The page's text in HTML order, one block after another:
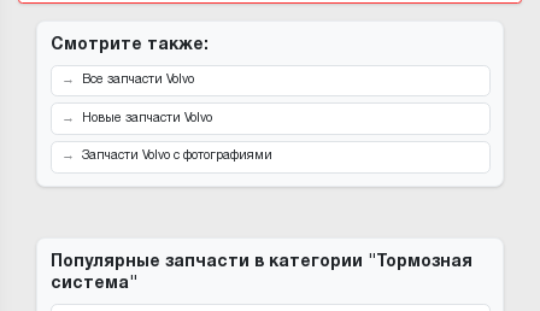
Смотрите также:
Все запчасти Volvo
Новые запчасти Volvo
Запчасти Volvo с фотографиями
Популярные запчасти в категории "Тормозная
система"